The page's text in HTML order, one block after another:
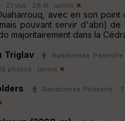
21 vus · 29 dl · Iannis
avec en son point
pouvant servir d'abri) de
majoritairement dans la
Triglav
Randonnée Pédestre
photos · Iannis
Randonnée Pédestre ·